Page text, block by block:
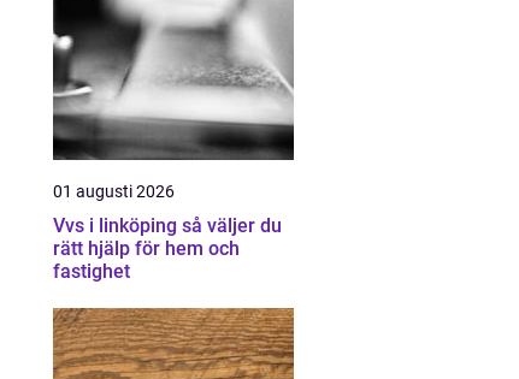
01 augusti 2026
Vvs i linköping så väljer du
rätt hjälp för hem och
fastighet